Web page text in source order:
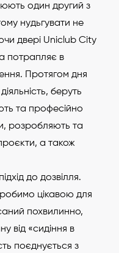
один другий з
нудьгувати не
двері Uniclub City
потрапляє в
Протягом дня
беруть
та професійно
розробляють та
а також
до дозвілля.
цікавою для
похвилинно,
від «сидіння в
поєднується з